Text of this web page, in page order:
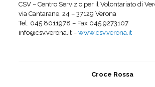
CSV – Centro Servizio per il Volontariato di
via Cantarane, 24 – 37129 Verona
Tel. 045 8011978 – Fax 045 9273107
info@csv.verona.it – www.csv.verona.it
Croce Rossa